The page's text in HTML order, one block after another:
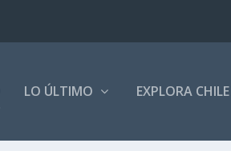
LO ÚLTIMO EXPLORA CHILE